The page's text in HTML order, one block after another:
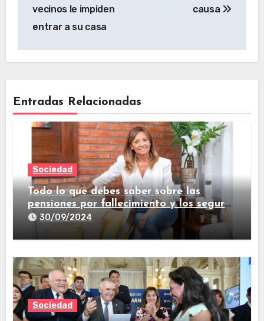
vecinos le impiden
entrar a su casa
causa
Entradas Relacionadas
Sociedad
Todo lo que debes saber sobre las
pensiones por fallecimiento y los seguros
de vida
30/09/2024
Sociedad